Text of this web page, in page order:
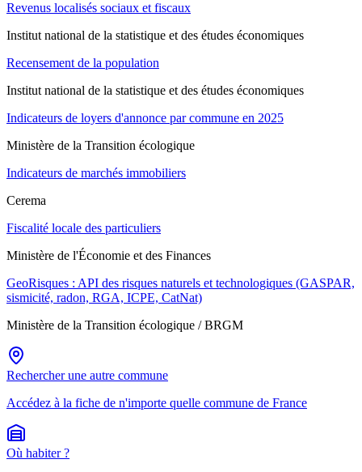
Revenus localisés sociaux et fiscaux
Institut national de la statistique et des études économiques
Recensement de la population
Institut national de la statistique et des études économiques
Indicateurs de loyers d'annonce par commune en 2025
Ministère de la Transition écologique
Indicateurs de marchés immobiliers
Cerema
Fiscalité locale des particuliers
Ministère de l'Économie et des Finances
GeoRisques : API des risques naturels et technologiques (GASPAR,
sismicité, radon, RGA, ICPE, CatNat)
Ministère de la Transition écologique / BRGM
Rechercher une autre commune
Accédez à la fiche de n'importe quelle commune de France
Où habiter ?